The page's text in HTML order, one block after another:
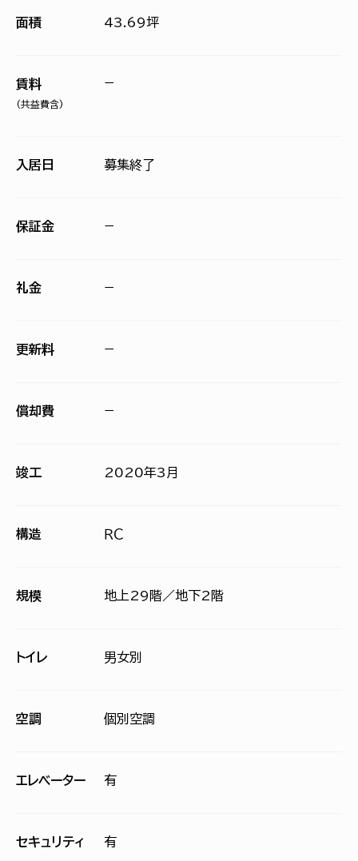
面積 43.69坪
賃料
(共益費含)
−
入居日 募集終了
保証金 −
礼金 −
更新料 −
償却費 −
竣工 2020年3月
構造 ＲＣ
規模 地上29階／地下2階
トイレ 男女別
空調 個別空調
エレベーター 有
セキュリティ 有